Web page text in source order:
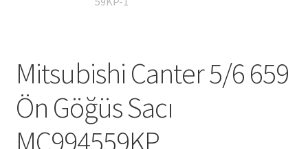
Mitsubishi Canter 5/6 659
Ön Göğüs Sacı
MC994559KP